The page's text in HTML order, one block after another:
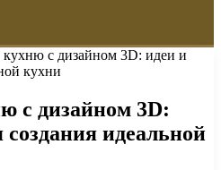
с дизайном 3D: идеи и
кухни
с дизайном 3D:
идеальной